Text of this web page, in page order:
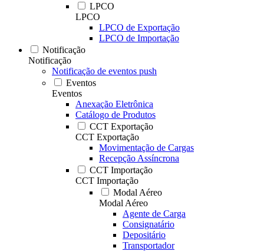
LPCO
LPCO
LPCO de Exportação
LPCO de Importação
Notificação
Notificação
Notificação de eventos push
Eventos
Eventos
Anexação Eletrônica
Catálogo de Produtos
CCT Exportação
CCT Exportação
Movimentação de Cargas
Recepção Assíncrona
CCT Importação
CCT Importação
Modal Aéreo
Modal Aéreo
Agente de Carga
Consignatário
Depositário
Transportador